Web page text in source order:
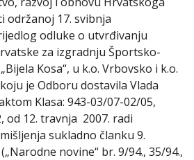
održanoj 17. svibnja
odluke o utvrđivanju
za izgradnju Športsko-
Kosa“, u k.o. Vrbovsko i k.o.
je Odboru dostavila Vlada
Klasa: 943-03/07-02/05,
od 12. travnja 2007. radi
sukladno članku 9.
novine“ br. 9/94., 35/94.,